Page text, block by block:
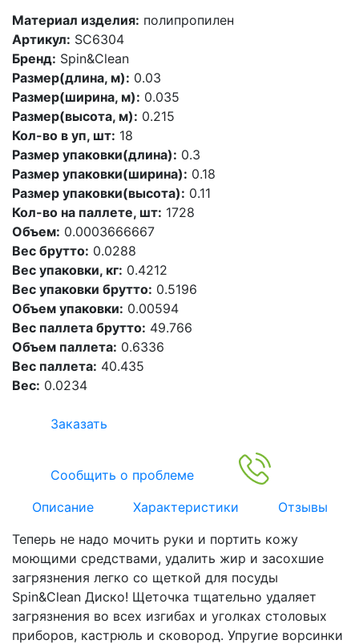
Материал изделия: полипропилен
Артикул: SC6304
Бренд: Spin&Clean
Размер(длина, м): 0.03
Размер(ширина, м): 0.035
Размер(высота, м): 0.215
Кол-во в уп, шт: 18
Размер упаковки(длина): 0.3
Размер упаковки(ширина): 0.18
Размер упаковки(высота): 0.11
Кол-во на паллете, шт: 1728
Объем: 0.0003666667
Вес брутто: 0.0288
Вес упаковки, кг: 0.4212
Вес упаковки брутто: 0.5196
Объем упаковки: 0.00594
Вес паллета брутто: 49.766
Объем паллета: 0.6336
Вес паллета: 40.435
Вес: 0.0234
Заказать
Сообщить о проблеме
Описание
Характеристики
Отзывы
Теперь не надо мочить руки и портить кожу
моющими средствами, удалить жир и засохшие
загрязнения легко со щеткой для посуды
Spin&Clean Диско! Щеточка тщательно удаляет
загрязнения во всех изгибах и уголках столовых
приборов, кастрюль и сковород. Упругие ворсинки